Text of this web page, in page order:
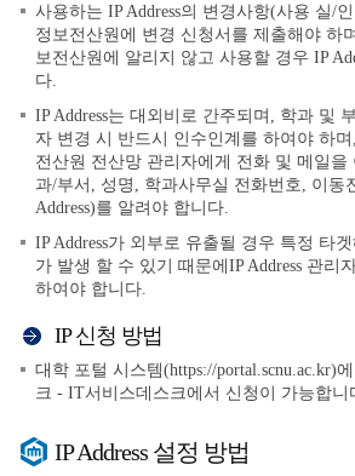
사용하는 IP Address의 변경사항(사용 실/
정보전산원에 변경 신청서를 제출해야 하
보전산원에 알리지 않고 사용할 경우 IP
다.
IP Address는 대외비로 간주되며, 학과 및
자 변경 시 반드시 인수인계를 하여야 하
전산원 전산망 관리자에게 전화 및 메일
과/부서, 성명, 학과사무실 전화번호, 이동
Address)를 알려야 합니다.
IP Address가 외부로 유출될 경우 특정 타
가 발생 할 수 있기 때문에IP Address 관리
하여야 합니다.
IP 신청 방법
대학 포털 시스템(https://portal.scnu.ac.kr)
크 - IT서비스데스크에서 신청이 가능합니
IP Address 설정 방법